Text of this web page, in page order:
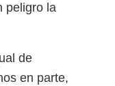
peligro la
de
en parte,